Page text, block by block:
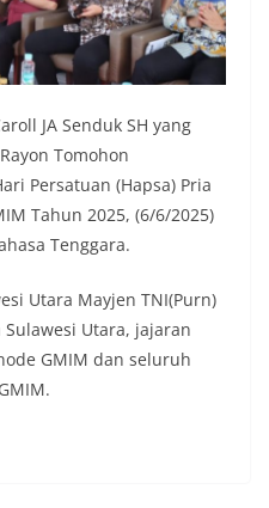
JA Senduk SH yang
Tomohon
Persatuan (Hapsa) Pria
Tahun 2025, (6/6/2025)
Tenggara.
Utara Mayjen TNI(Purn)
Sulawesi Utara, jajaran
GMIM dan seluruh